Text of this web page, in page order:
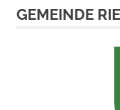
GEMEINDE